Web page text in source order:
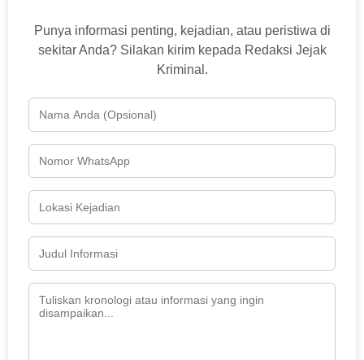
Punya informasi penting, kejadian, atau peristiwa di
sekitar Anda? Silakan kirim kepada Redaksi Jejak
Kriminal.